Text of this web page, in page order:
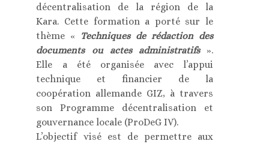
décentralisation de la région de la
Kara. Cette formation a porté sur le
thème « Techniques de rédaction des
documents ou actes administratifs
».
Elle a été organisée avec l’appui
technique et financier de la
coopération allemande GIZ, à travers
son Programme décentralisation et
gouvernance locale (ProDeG IV).
L’objectif visé est de permettre aux